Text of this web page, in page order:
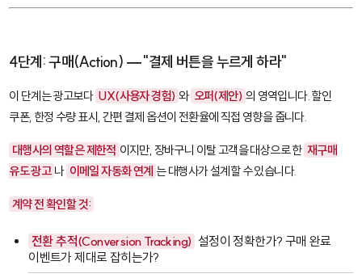
4단계: 구매(Action) — "결제 버튼을 누르게 하라"
이 단계는 광고보다 UX(사용자 경험) 와 오퍼(제안) 의 영역입니다. 할인
쿠폰, 한정 수량 표시, 간편 결제 옵션이 전환율에 직접 영향을 줍니다.
대행사의 역할은 제한적 이지만, 장바구니 이탈 고객을 대상으로 한 재구매
유도 광고 나 이메일 자동화 연계 는 대행사가 설계할 수 있습니다.
계약 전 확인할 것:
전환 추적(Conversion Tracking) 설정이 정확한가? 구매 완료
이벤트가 제대로 잡히는가?